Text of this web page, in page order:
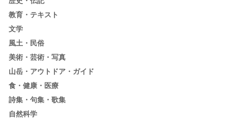
教育・テキスト
文学
風土・民俗
美術・芸術・写真
山岳・アウトドア・ガイド
食・健康・医療
詩集・句集・歌集
自然科学